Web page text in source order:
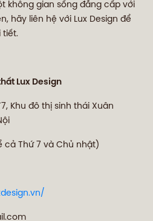
không gian sống đẳng cấp với
hãy liên hệ với Lux Design để
tiết.
Lux Design
Khu đô thị sinh thái Xuân
cả Thứ 7 và Chủ nhật)